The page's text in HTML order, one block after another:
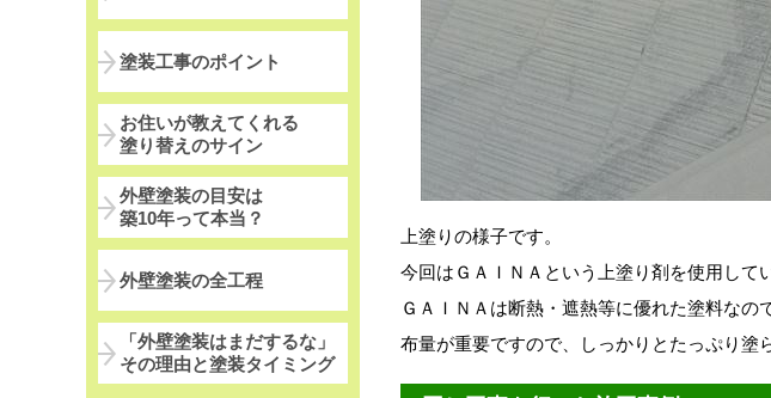
上塗りの様子です。
今回はＧＡＩＮＡという上塗り剤を使用して
ＧＡＩＮＡは断熱・遮熱等に優れた塗料な
布量が重要ですので、しっかりとたっぷり塗
塗装工事のポイント
お住いが教えてくれる
塗り替えのサイン
外壁塗装の目安は
築10年って本当？
外壁塗装の全工程
「外壁塗装はまだするな」
その理由と塗装タイミング